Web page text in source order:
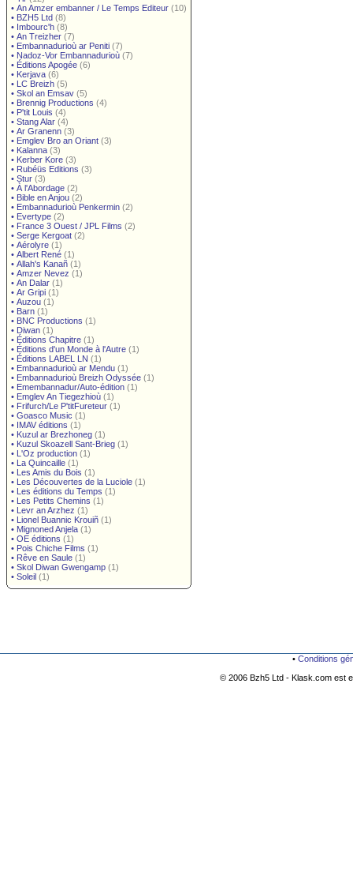
• An Amzer embanner / Le Temps Editeur (10)
• BZH5 Ltd (8)
• Imbourc'h (8)
• An Treizher (7)
• Embannadurioù ar Peniti (7)
• Nadoz-Vor Embannadurioù (7)
• Éditions Apogée (6)
• Kerjava (6)
• LC Breizh (5)
• Skol an Emsav (5)
• Brennig Productions (4)
• P'tit Louis (4)
• Stang Alar (4)
• Ar Granenn (3)
• Emglev Bro an Oriant (3)
• Kalanna (3)
• Kerber Kore (3)
• Rubéüs Editions (3)
• Stur (3)
• À l'Abordage (2)
• Bible en Anjou (2)
• Embannadurioù Penkermin (2)
• Evertype (2)
• France 3 Ouest / JPL Films (2)
• Serge Kergoat (2)
• Aérolyre (1)
• Albert René (1)
• Allah's Kanañ (1)
• Amzer Nevez (1)
• An Dalar (1)
• Ar Gripi (1)
• Auzou (1)
• Barn (1)
• BNC Productions (1)
• Diwan (1)
• Éditions Chapitre (1)
• Éditions d'un Monde à l'Autre (1)
• Éditions LABEL LN (1)
• Embannadurioù ar Mendu (1)
• Embannadurioù Breizh Odyssée (1)
• Emembannadur/Auto-édition (1)
• Emglev An Tiegezhioù (1)
• Frifurch/Le P'titFureteur (1)
• Goasco Music (1)
• IMAV éditions (1)
• Kuzul ar Brezhoneg (1)
• Kuzul Skoazell Sant-Brieg (1)
• L'Oz production (1)
• La Quincaille (1)
• Les Amis du Bois (1)
• Les Découvertes de la Luciole (1)
• Les éditions du Temps (1)
• Les Petits Chemins (1)
• Levr an Arzhez (1)
• Lionel Buannic Krouiñ (1)
• Mignoned Anjela (1)
• OE éditions (1)
• Pois Chiche Films (1)
• Rêve en Saule (1)
• Skol Diwan Gwengamp (1)
• Soleil (1)
• Conditions
© 2006 Bzh5 Ltd - Klask.com est